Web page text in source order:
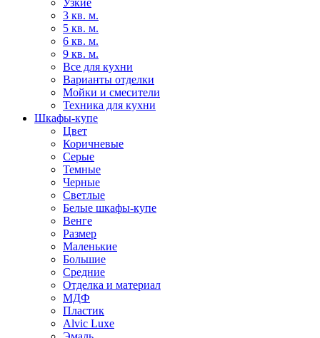
Узкие
3 кв. м.
5 кв. м.
6 кв. м.
9 кв. м.
Все для кухни
Варианты отделки
Мойки и смесители
Техника для кухни
Шкафы-купе
Цвет
Коричневые
Серые
Темные
Черные
Светлые
Белые шкафы-купе
Венге
Размер
Маленькие
Большие
Средние
Отделка и материал
МДФ
Пластик
Alvic Luxe